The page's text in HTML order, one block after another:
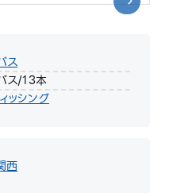
ス
ス/13本
ッシング
西